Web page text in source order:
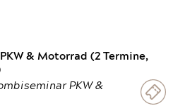
& Motorrad (2 Termine,
PKW &